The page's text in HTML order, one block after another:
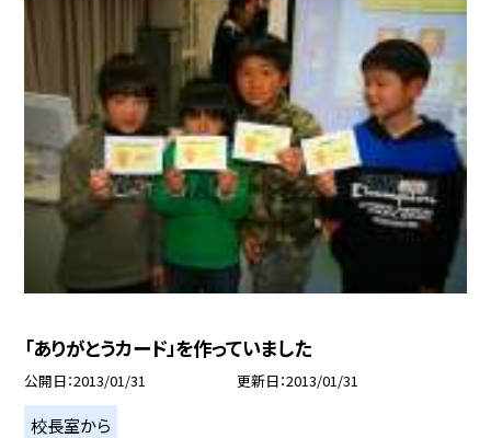
「ありがとうカード」を作っていました
公開日 2013/01/31 更新日 2013/01/31
校長室から